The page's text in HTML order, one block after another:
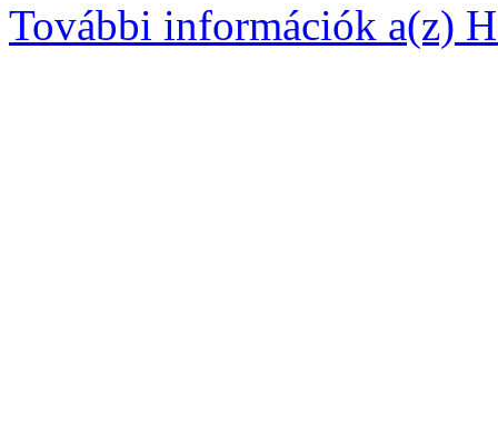
További információk a(z)